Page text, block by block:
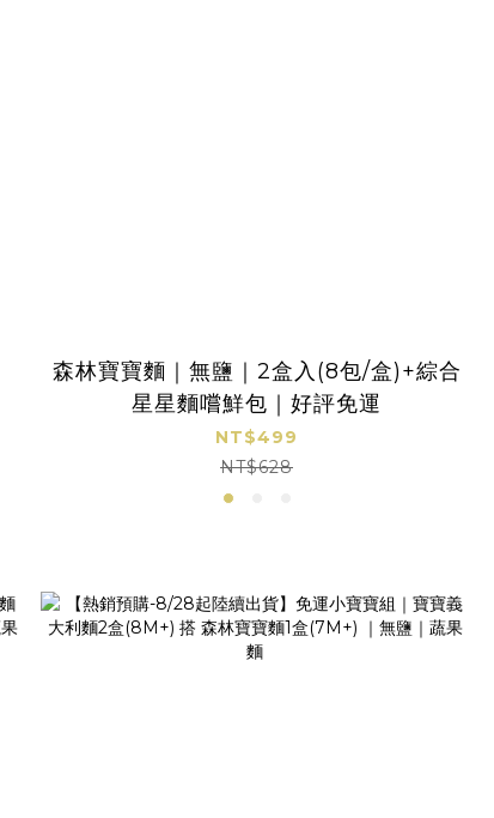
森林寶寶麵｜無鹽｜2盒入(8包/盒)+綜合
星星麵嚐鮮包｜好評免運
NT$499
NT$628